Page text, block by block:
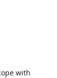
with